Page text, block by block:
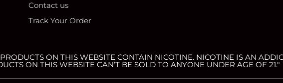
Contact us
Track Your Order
ON THIS WEBSITE CONTAIN NICOTINE. NICOTINE IS AN
ON THIS WEBSITE CAN’T BE SOLD TO ANYONE UNDER AGE OF 21."